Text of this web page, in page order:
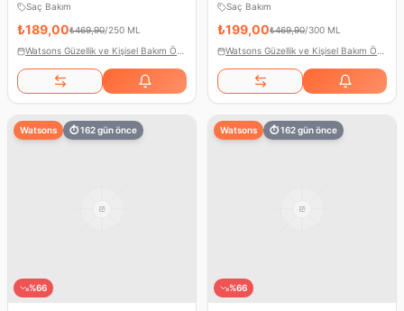
Saç Bakım
₺189,00₺469,90/250 ML
Saç Bakım
₺199,00₺469,90/300 ML
Watsons ⏱162gün önce
%66
Watsons ⏱162gün önce
%66